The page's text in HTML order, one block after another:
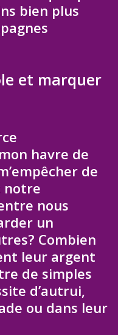
bien plus
et marquer
havre de
de
notre
nous
un
Combien
leur argent
de simples
d’autrui,
ou dans leur